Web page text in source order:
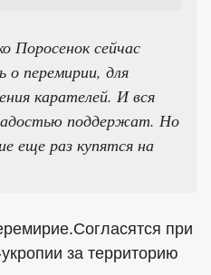
Поросенок сейчас
перемирии, для
карателей. И вся
поддержат. Но
еще раз купятся на
при
за территорию